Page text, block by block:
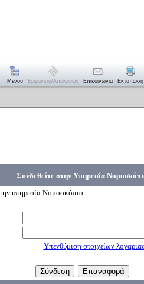
Μενού Εμφάνιση/απόκρυψη Επικοινωνία Εκτύπωση